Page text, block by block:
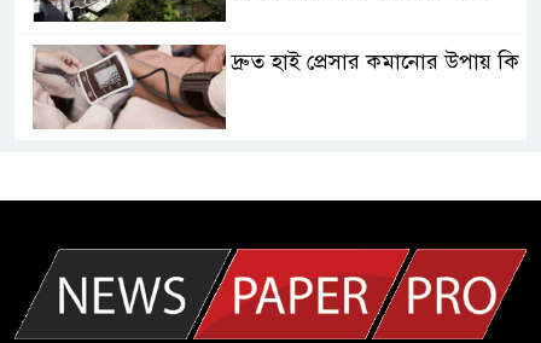
দ্রুত হাই প্রেসার কমানোর উপায় কি
| Today Dakhil Exam
খুবি সি ইউনিট ভর্তি পরীক্ষার প্রশ্ন
২০২৫ | KU C Unit Admission